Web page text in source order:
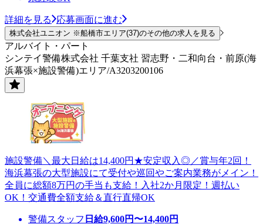
詳細を見る 応募画面に進む
株式会社ユニオン ※船橋市エリア(37)のその他の求人を見る
アルバイト・パート
シンテイ警備株式会社 千葉支社 習志野・二和向台・前原(海
浜幕張×施設警備)エリア/A3203200106
施設警備＼最大日給は14,400円★安定収入◎／賞与年2回！
海浜幕張の大型施設にて受付や巡回やご案内業務がメイン！
全員に総額8万円の手当も支給！入社2か月限定！週払い
OK！交通費全額支給＆直行直帰OK
警備スタッフ 日給9,600円〜14,400円